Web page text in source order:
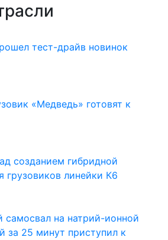
тест-драйв новинок
«Медведь» готовят к
созданием гибридной
грузовиков линейки К6
на натрий-ионной
за 25 минут приступил к